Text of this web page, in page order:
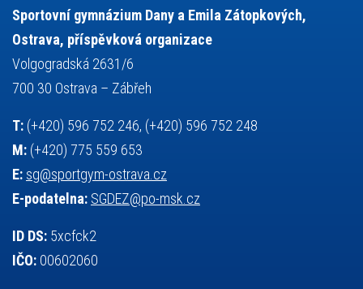
teorie sportovní přípravy
tělesná výchova
událost
volejbal
vybavení vysvědčení vzpírání
výuka všesportovní výcvikový kurz
základy společenských věd
Sportovní gymnázium Dany a Emila Zátopkových,
Ostrava, příspěvková organizace
Volgogradská 2631/6
700 30 Ostrava – Zábřeh
T: (+420) 596 752 246, (+420) 596 752 248
M: (+420) 775 559 653
E: sg@sportgym-ostrava.cz
E-podatelna: SGDEZ@po-msk.cz
ID DS: 5xcfck2
IČO: 00602060